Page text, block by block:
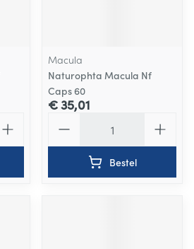
Macula
Naturophta Macula Nf
Caps 60
€ 35,01
Bestel